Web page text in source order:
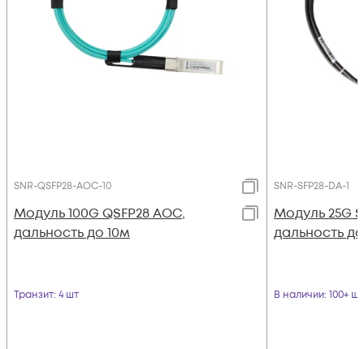
SNR-QSFP28-AOC-10
Модуль 100G QSFP28 AOC,
дальность до 10м
Транзит: 4 шт
SNR-SFP28-DA-1
Модуль 25G
дальность
В наличии: 100+ шт